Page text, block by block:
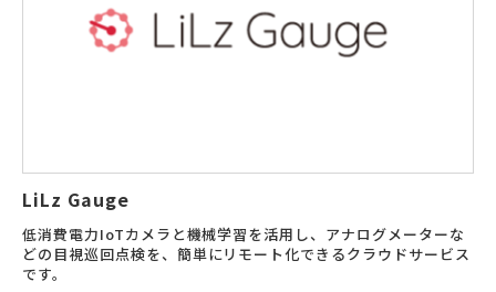
LiLz Gauge
低消費電力IoTカメラと機械学習を活用し、アナログメーターな
どの目視巡回点検を、簡単にリモート化できるクラウドサービス
です。